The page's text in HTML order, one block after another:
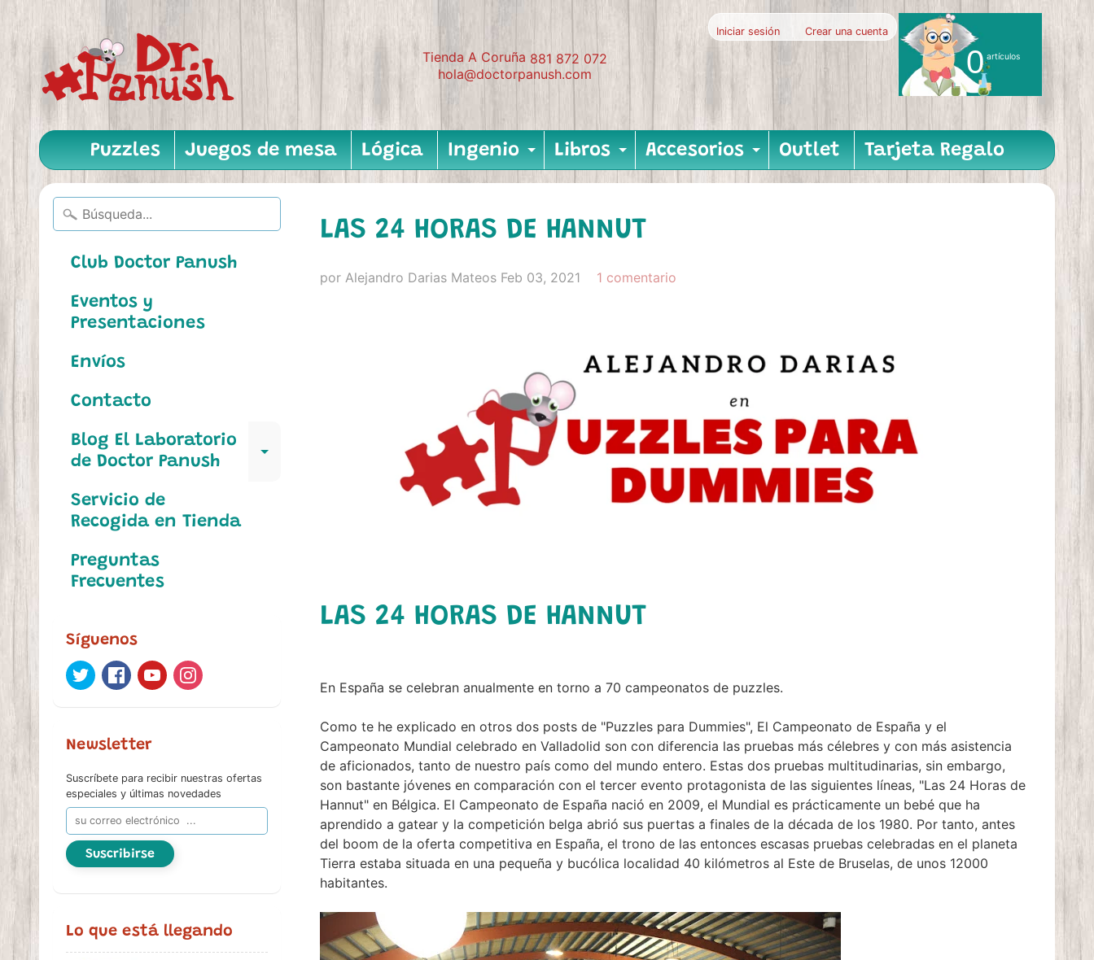
Tienda A Coruña 881 872 072
hola@doctorpanush.com
Iniciar sesión Crear una cuenta
0 artículos
Puzzles Juegos de mesa Lógica Ingenio Expand child menu
Libros Expand child menu
Accesorios Expand child menu
Outlet Tarjeta Regalo
Club Doctor Panush
Eventos y
Presentaciones
Envíos
Contacto
Blog El Laboratorio
de Doctor Panush
Expand child menu
Servicio de
Recogida en Tienda
Preguntas
Frecuentes
Síguenos
Newsletter
Suscríbete para recibir nuestras ofertas
especiales y últimas novedades
Suscribirse
Lo que está llegando
LAS 24 HORAS DE HANNUT
por Alejandro Darias Mateos Feb 03, 2021 1 comentario
LAS 24 HORAS DE HANNUT
En España se celebran anualmente en torno a 70 campeonatos de puzzles.
Como te he explicado en otros dos posts de "Puzzles para Dummies", El Campeonato de España y el
Campeonato Mundial celebrado en Valladolid son con diferencia las pruebas más célebres y con más asistencia
de aficionados, tanto de nuestro país como del mundo entero. Estas dos pruebas multitudinarias, sin embargo,
son bastante jóvenes en comparación con el tercer evento protagonista de las siguientes líneas, "Las 24 Horas de
Hannut" en Bélgica. El Campeonato de España nació en 2009, el Mundial es prácticamente un bebé que ha
aprendido a gatear y la competición belga abrió sus puertas a finales de la década de los 1980. Por tanto, antes
del boom de la oferta competitiva en España, el trono de las entonces escasas pruebas celebradas en el planeta
Tierra estaba situada en una pequeña y bucólica localidad 40 kilómetros al Este de Bruselas, de unos 12000
habitantes.